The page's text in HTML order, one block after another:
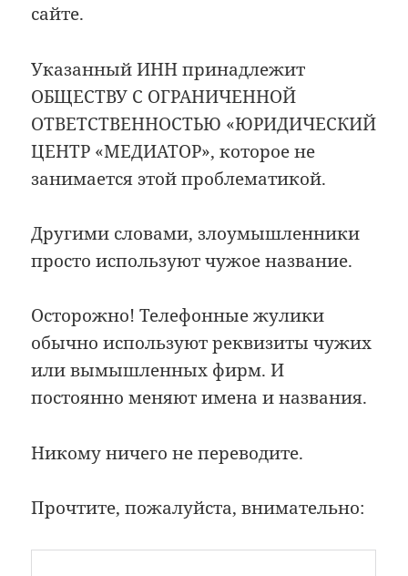
сайте.
Указанный ИНН принадлежит
ОБЩЕСТВУ С ОГРАНИЧЕННОЙ
ОТВЕТСТВЕННОСТЬЮ «ЮРИДИЧЕСКИЙ
ЦЕНТР «МЕДИАТОР», которое не
занимается этой проблематикой.
Другими словами, злоумышленники
просто используют чужое название.
Осторожно! Телефонные жулики
обычно используют реквизиты чужих
или вымышленных фирм. И
постоянно меняют имена и названия.
Никому ничего не переводите.
Прочтите, пожалуйста, внимательно: